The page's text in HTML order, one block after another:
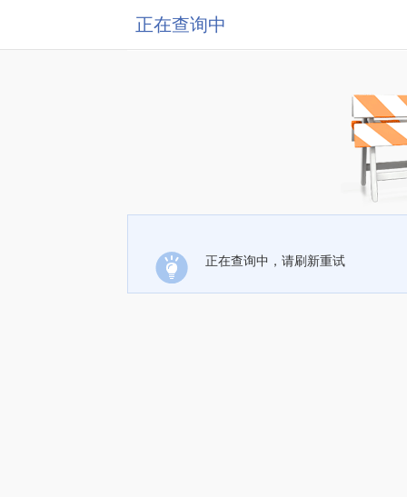
正在查询中
正在查询中，请刷新重试